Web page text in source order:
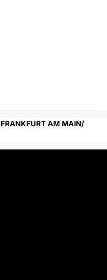
FRANKFURT AM MAIN